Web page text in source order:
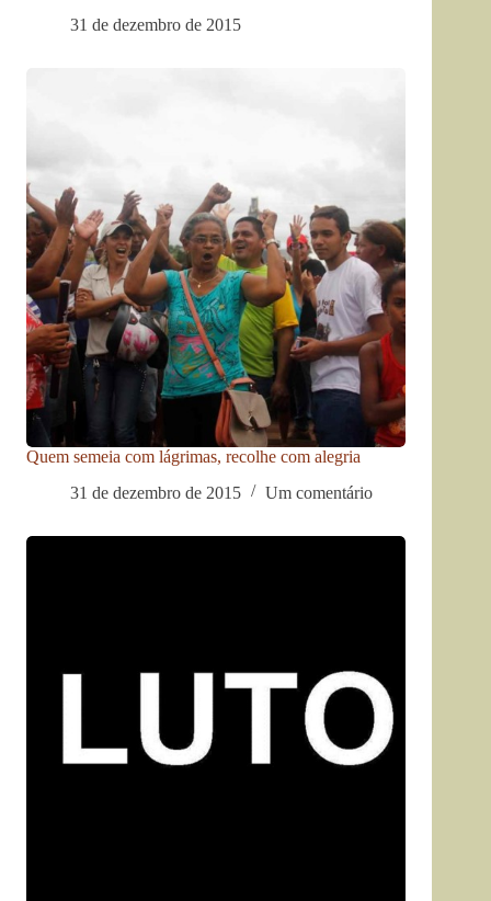
31 de dezembro de 2015
Quem semeia com lágrimas, recolhe com alegria
31 de dezembro de 2015
Um comentário